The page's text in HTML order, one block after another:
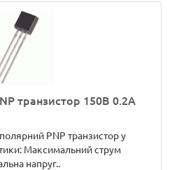
транзистор 150В 0.2А
PNP транзистор у
Максимальний струм
напруг..